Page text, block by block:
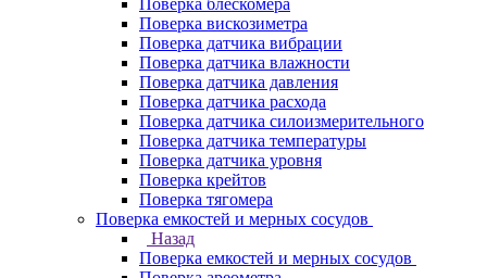
Поверка блескомера
Поверка вискозиметра
Поверка датчика вибрации
Поверка датчика влажности
Поверка датчика давления
Поверка датчика расхода
Поверка датчика силоизмерительного
Поверка датчика температуры
Поверка датчика уровня
Поверка крейтов
Поверка тягомера
Поверка емкостей и мерных сосудов
Назад
Поверка емкостей и мерных сосудов